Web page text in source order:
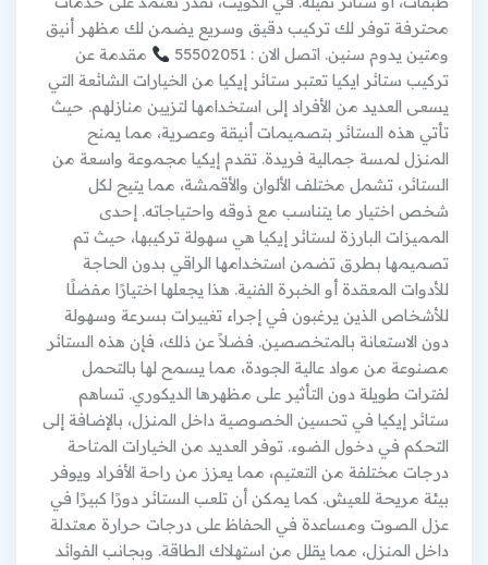
محترفة توفر لك تركيب دقيق وسريع يضمن لك مظهر أنيق
ومتين يدوم سنين. اتصل الان : 55502051
مقدمة عن
تركيب ستائر ايكيا تعتبر ستائر إيكيا من الخيارات الشائعة التي
يسعى العديد من الأفراد إلى استخدامها لتزيين منازلهم. حيث
تأتي هذه الستائر بتصميمات أنيقة وعصرية، مما يمنح
المنزل لمسة جمالية فريدة. تقدم إيكيا مجموعة واسعة من
الستائر، تشمل مختلف الألوان والأقمشة، مما يتيح لكل
شخص اختيار ما يتناسب مع ذوقه واحتياجاته. إحدى
المميزات البارزة لستائر إيكيا هي سهولة تركيبها، حيث تم
تصميمها بطرق تضمن استخدامها الراقي بدون الحاجة
للأدوات المعقدة أو الخبرة الفنية. هذا يجعلها اختيارًا مفضلًا
للأشخاص الذين يرغبون في إجراء تغييرات بسرعة وسهولة
دون الاستعانة بالمتخصصين. فضلاً عن ذلك، فإن هذه الستائر
مصنوعة من مواد عالية الجودة، مما يسمح لها بالتحمل
لفترات طويلة دون التأثير على مظهرها الديكوري. تساهم
ستائر إيكيا في تحسين الخصوصية داخل المنزل، بالإضافة إلى
التحكم في دخول الضوء. توفر العديد من الخيارات المتاحة
درجات مختلفة من التعتيم، مما يعزز من راحة الأفراد ويوفر
بيئة مريحة للعيش. كما يمكن أن تلعب الستائر دورًا كبيرًا في
عزل الصوت ومساعدة في الحفاظ على درجات حرارة معتدلة
داخل المنزل، مما يقلل من استهلاك الطاقة. وبجانب الفوائد